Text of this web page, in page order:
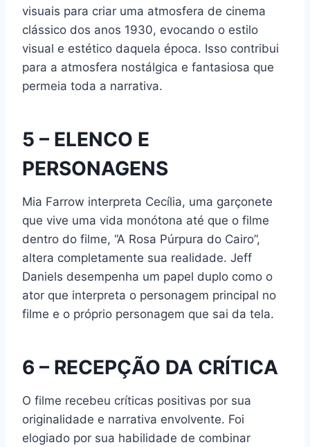
visuais para criar uma atmosfera de cinema
clássico dos anos 1930, evocando o estilo
visual e estético daquela época. Isso contribui
para a atmosfera nostálgica e fantasiosa que
permeia toda a narrativa.
5 – ELENCO E
PERSONAGENS
Mia Farrow interpreta Cecília, uma garçonete
que vive uma vida monótona até que o filme
dentro do filme, “A Rosa Púrpura do Cairo”,
altera completamente sua realidade. Jeff
Daniels desempenha um papel duplo como o
ator que interpreta o personagem principal no
filme e o próprio personagem que sai da tela.
6 – RECEPÇÃO DA CRÍTICA
O filme recebeu críticas positivas por sua
originalidade e narrativa envolvente. Foi
elogiado por sua habilidade de combinar